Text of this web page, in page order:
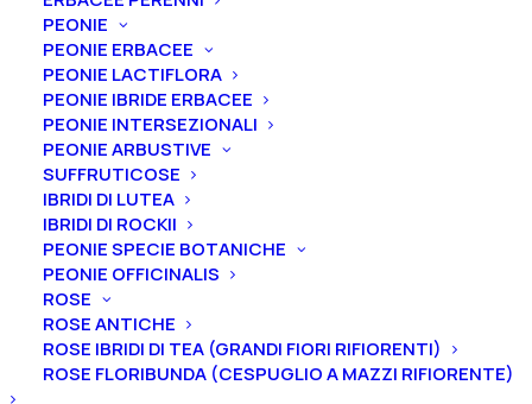
PEONIE
PEONIE ERBACEE
PEONIE LACTIFLORA
PEONIE IBRIDE ERBACEE
PEONIE INTERSEZIONALI
PEONIE ARBUSTIVE
SUFFRUTICOSE
IBRIDI DI LUTEA
IBRIDI DI ROCKII
PEONIE SPECIE BOTANICHE
PEONIE OFFICINALIS
ROSE
ROSE ANTICHE
ROSE IBRIDI DI TEA (GRANDI FIORI RIFIORENTI)
ROSE FLORIBUNDA (CESPUGLIO A MAZZI RIFIORENTE)
Home Iris Iris germanica
Iris barbata alta (TB)
Iris germanica “Wichry Namietnosci”